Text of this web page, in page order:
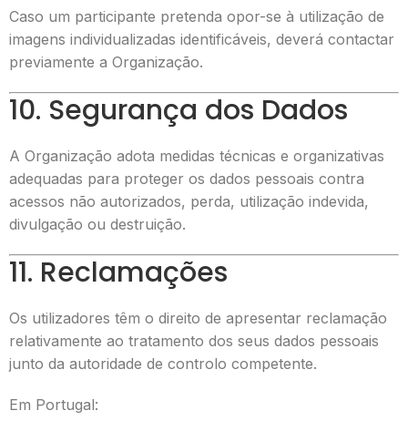
Caso um participante pretenda opor-se à utilização de
imagens individualizadas identificáveis, deverá contactar
previamente a Organização.
10. Segurança dos Dados
A Organização adota medidas técnicas e organizativas
adequadas para proteger os dados pessoais contra
acessos não autorizados, perda, utilização indevida,
divulgação ou destruição.
11. Reclamações
Os utilizadores têm o direito de apresentar reclamação
relativamente ao tratamento dos seus dados pessoais
junto da autoridade de controlo competente.
Em Portugal: